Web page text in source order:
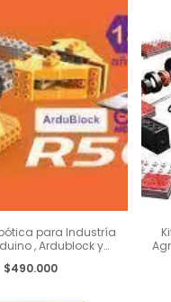
para Industría
, Ardublock y
de 13 años en
$490.000